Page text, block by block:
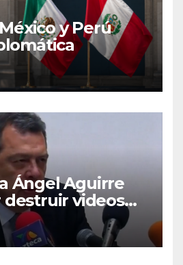
y Perú
Ángel Aguirre
videos
Ayotzinapa